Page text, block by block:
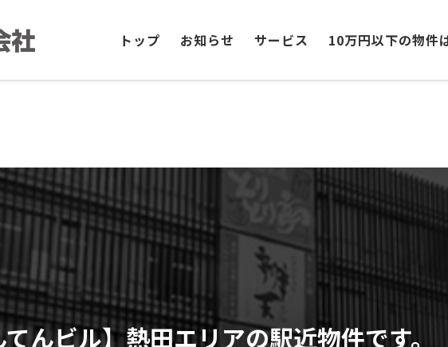
トップ お知らせ サービス 10万円以下の物件
んビル】熱田エリアの駅近物件です。